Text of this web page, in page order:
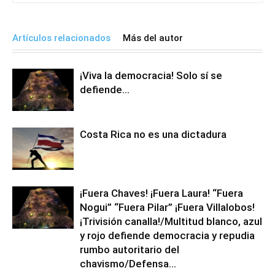
Artículos relacionados Más del autor
¡Viva la democracia! Solo sí se
defiende…
Costa Rica no es una dictadura
¡Fuera Chaves! ¡Fuera Laura! “Fuera
Nogui” “Fuera Pilar” ¡Fuera Villalobos!
¡Trivisión canalla!/Multitud blanco, azul
y rojo defiende democracia y repudia
rumbo autoritario del
chavismo/Defensa...